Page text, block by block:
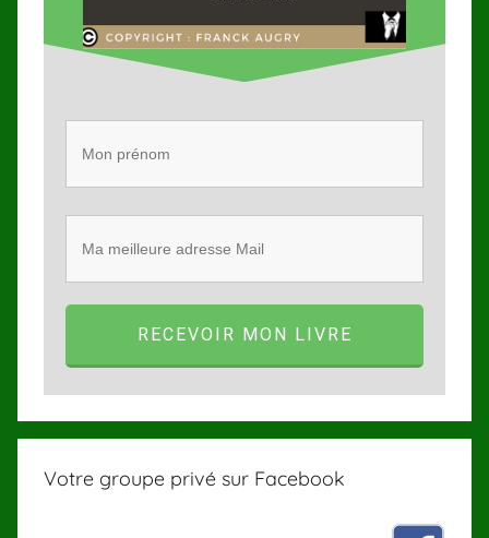
RECEVOIR MON LIVRE
Votre groupe privé sur Facebook